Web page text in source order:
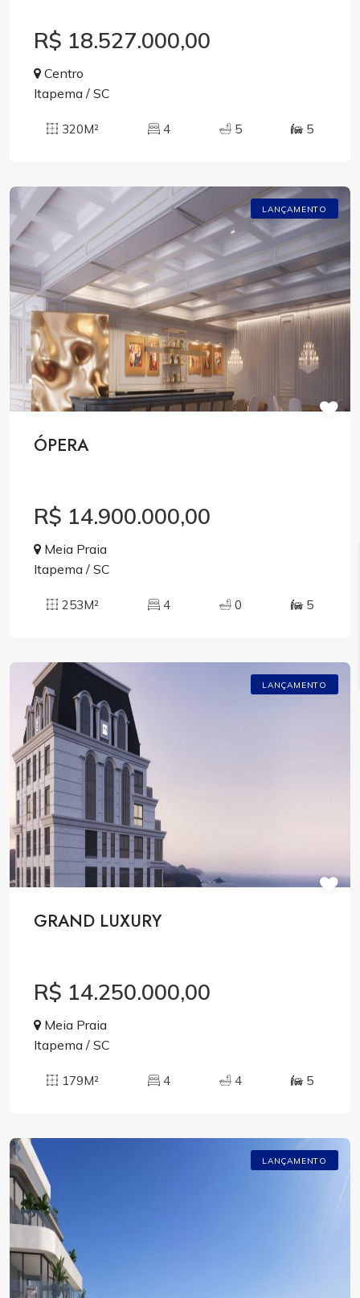
R$ 18.527.000,00
Centro
Itapema / SC
320M² 4 5 5
LANÇAMENTO
ÓPERA
R$ 14.900.000,00
Meia Praia
Itapema / SC
253M² 4 0 5
LANÇAMENTO
GRAND LUXURY
R$ 14.250.000,00
Meia Praia
Itapema / SC
179M² 4 4 5
LANÇAMENTO